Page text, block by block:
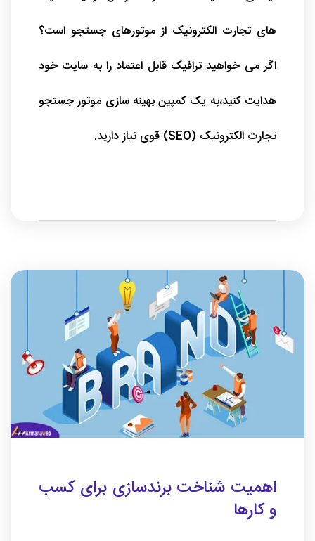
های تجارت الکترونیک از موتورهای جستجو است؟
اگر می خواهید ترافیک قابل اعتماد را به سایت خود
هدایت کنید،به یک کمپین بهینه سازی موتور جستجو
تجارت الکترونیک (SEO) قوی نیاز دارید.
اهمیت شناخت برندسازی برای کسب
و کارها